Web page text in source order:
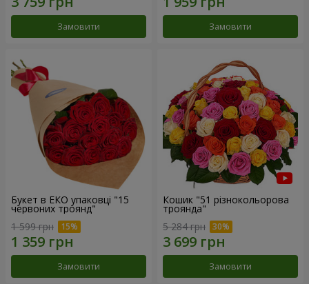
Замовити Замовити
Букет в ЕКО упаковці "15
червоних троянд"
1 599 грн
Замовити
Кошик "51 різнокольорова
троянда"
5 284 грн
Замовити